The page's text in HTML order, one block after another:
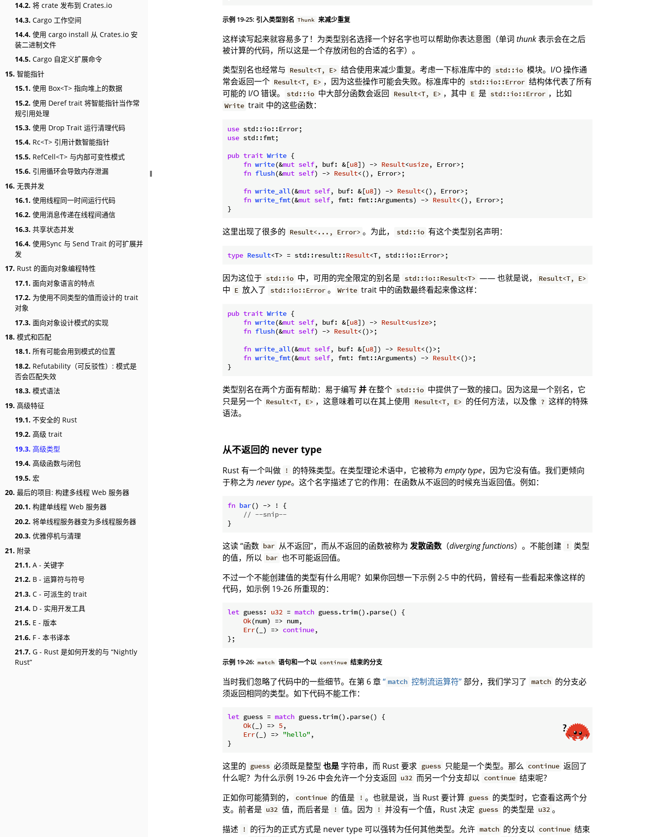
14.2. 将 crate 发布到 Crates.io
14.3. Cargo 工作空间
14.4. 使用 cargo install 从 Crates.io 安
装二进制文件
14.5. Cargo 自定义扩展命令
15. 智能指针
15.1. 使用 Box<T> 指向堆上的数据
15.2. 使用 Deref trait 将智能指针当作常
规引用处理
15.3. 使用 Drop Trait 运行清理代码
15.4. Rc<T> 引用计数智能指针
15.5. RefCell<T> 与内部可变性模式
15.6. 引用循环会导致内存泄漏
16. 无畏并发
16.1. 使用线程同一时间运行代码
16.2. 使用消息传递在线程间通信
16.3. 共享状态并发
16.4. 使用Sync 与 Send Trait 的可扩展并
发
17. Rust 的面向对象编程特性
17.1. 面向对象语言的特点
17.2. 为使用不同类型的值而设计的 trait
对象
17.3. 面向对象设计模式的实现
18. 模式和匹配
18.1. 所有可能会用到模式的位置
18.2. Refutability（可反驳性）: 模式是
否会匹配失效
18.3. 模式语法
19. 高级特征
19.1. 不安全的 Rust
19.2. 高级 trait
19.3. 高级类型
19.4. 高级函数与闭包
19.5. 宏
20. 最后的项目: 构建多线程 Web 服务器
20.1. 构建单线程 Web 服务器
20.2. 将单线程服务器变为多线程服务器
20.3. 优雅停机与清理
21. 附录
21.1. A - 关键字
21.2. B - 运算符与符号
21.3. C - 可派生的 trait
21.4. D - 实用开发工具
21.5. E - 版本
21.6. F - 本书译本
21.7. G - Rust 是如何开发的与 “Nightly
Rust”
示例 19-25: 引入类型别名 Thunk 来减少重复
这样读写起来就容易多了！为类型别名选择一个好名字也可以帮助你表达意图（单词 thunk表示会在之后
被计算的代码，所以这是一个存放闭包的合适的名字）。
类型别名也经常与 Result<T, E> 结合使用来减少重复。考虑一下标准库中的 std::io 模块。I/O 操作通
常会返回一个 Result<T, E> ，因为这些操作可能会失败。标准库中的 std::io::Error 结构体代表了所有
可能的 I/O 错误。
std::io 中大部分函数会返回 Result<T, E> ，其中 E 是 std::io::Error ，比如
Write trait 中的这些函数：
use
use std::fmt;
pub trait Write {
fn write(&mut self, buf: &[u8]) -> Result<usize, Error>;
fn flush(&mut self) -> Result<(), Error>;
fn write_all(&mut self, buf: &[u8]) -> Result<(), Error>;
fn write_fmt(&mut self, fmt: fmt::Arguments) -> Result<(), Error>;
这里出现了很多的 Result<..., Error> 。为此， std::io 有这个类型别名声明：
type Result<T> = std::result::Result
因为这位于 std::io 中，可用的完全限定的别名是 std::io::Result<T> —— 也就是说， Result<T, E>
中 E 放入了 std::io::Error 。 Write trait 中的函数最终看起来像这样：
pub trait Write {
fn write(&mut self, buf: &[u8]) -> Result<usize>;
fn flush(&mut self) -> Result<()>;
fn write_all(&mut self, buf: &[u8]) -> Result<()>;
fn write_fmt(&mut self, fmt: fmt::Arguments) -> Result<()>;
}
类型别名在两个方面有帮助：易于编写 并在整个 std::io 中提供了一致的接口。因为这是一个别名，它
只是另一个 Result<T, E> ，这意味着可以在其上使用 Result<T, E> 的任何方法，以及像 ? 这样的特殊
语法。
从不返回的 never type
Rust 有一个叫做 ! 的特殊类型。在类型理论术语中，它被称为empty type，因为它没有值。我们更倾向
于称之为 never type。这个名字描述了它的作用：在函数从不返回的时候充当返回值。例如：
fn bar() -> ! {
// --snip--
}
这读 “函数 bar 从不返回”，而从不返回的函数被称为发散函数 （diverging functions）。不能创建 !
类型
的值，所以 bar 也不可能返回值。
不过一个不能创建值的类型有什么用呢？如果你回想一下示例 2-5 中的代码，曾经有一些看起来像这样的
代码，如示例 19-26 所重现的：
let guess: u32 = match guess.trim().parse() {
Ok(num) => num,
Err(_) => continue,
示例 19-26: match 语句和一个以 continue 结束的分支
当时我们忽略了代码中的一些细节。在第 6 章“ match 控制流运算符”部分，我们学习了 match 的分支必
须返回相同的类型。如下代码不能工作：
let guess = match guess.trim().parse() {
Ok(_) => 5,
Err(_) => "hello" ,
}
这里的 guess 必须既是整型也是字符串，而 Rust 要求 guess 只能是一个类型。那么 continue 返回了
什么呢？为什么示例 19-26 中会允许一个分支返回 u32 而另一个分支却以 continue 结束呢？
正如你可能猜到的，
continue 的值是 ! 。也就是说，当 Rust 要计算 guess 的类型时，它查看这两个分
支。前者是 u32 值，而后者是 ! 值。因为 ! 并没有一个值，Rust 决定 guess 的类型是 u32 。
描述
! 的行为的正式方式是 never type 可以强转为任何其他类型。允许 match 的分支以 continue 结束